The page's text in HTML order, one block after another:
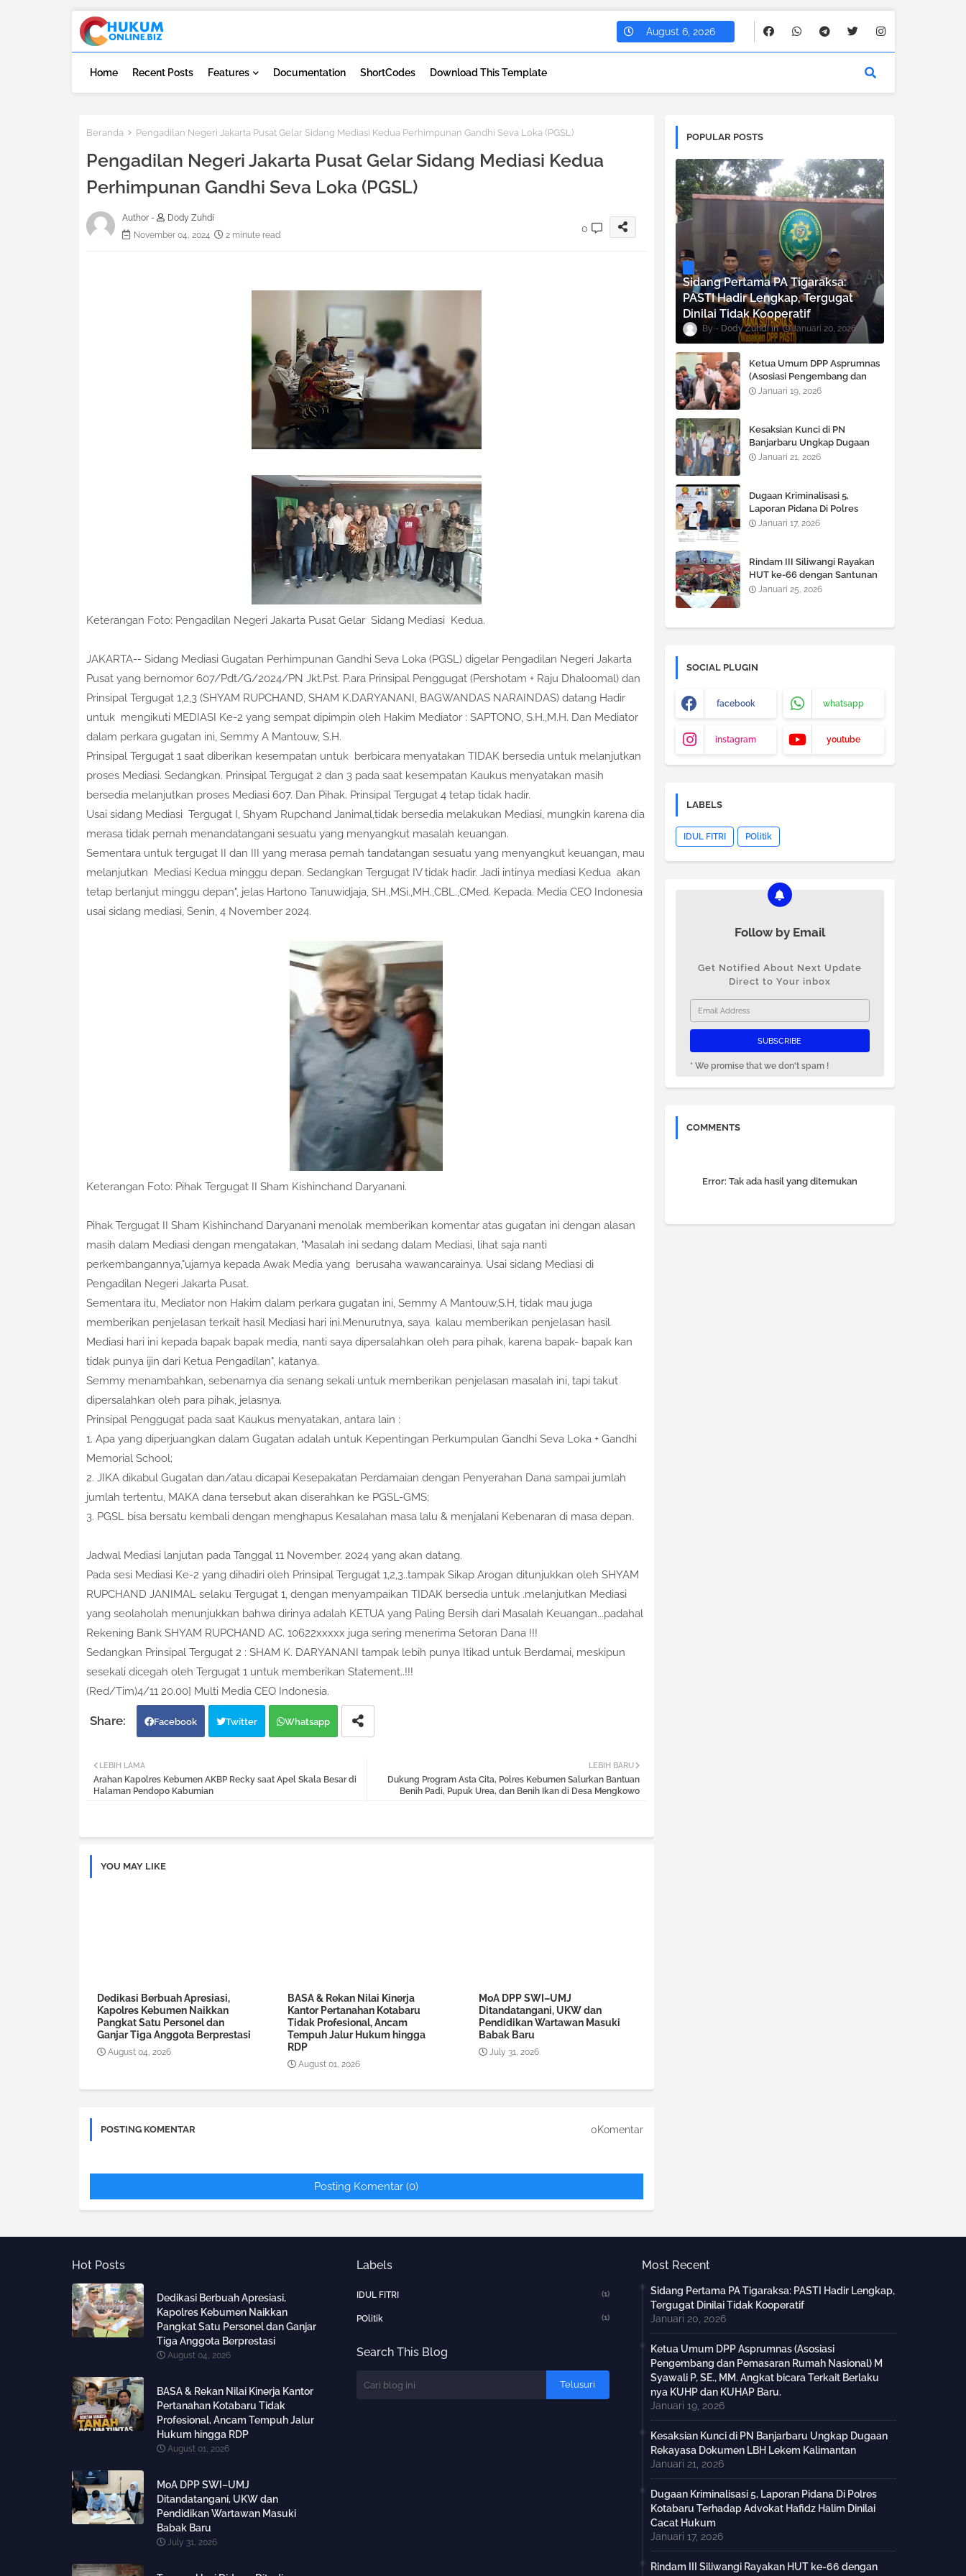
August 6, 2026
Home Recent Posts Features Documentation ShortCodes Download This Template
Beranda Pengadilan Negeri Jakarta Pusat Gelar Sidang Mediasi Kedua Perhimpunan Gandhi Seva Loka (PGSL)
Pengadilan Negeri Jakarta Pusat Gelar Sidang Mediasi Kedua
Perhimpunan Gandhi Seva Loka (PGSL)
Author -
Dody Zuhdi
November 04, 2024
2 minute read
0
Keterangan Foto: Pengadilan Negeri Jakarta Pusat Gelar Sidang Mediasi Kedua.
JAKARTA-- Sidang Mediasi Gugatan Perhimpunan Gandhi Seva Loka (PGSL) digelar Pengadilan Negeri Jakarta
Pusat yang bernomor 607/Pdt/G/2024/PN Jkt.Pst. P.ara Prinsipal Penggugat (Pershotam + Raju Dhaloomal) dan
Prinsipal Tergugat 1,2,3 (SHYAM RUPCHAND, SHAM K.DARYANANI, BAGWANDAS NARAINDAS) datang Hadir
untuk mengikuti MEDIASI Ke-2 yang sempat dipimpin oleh Hakim Mediator : SAPTONO, S.H.,M.H. Dan Mediator
dalam perkara gugatan ini, Semmy A Mantouw, S.H.
Prinsipal Tergugat 1 saat diberikan kesempatan untuk berbicara menyatakan TIDAK bersedia untuk melanjutkan
proses Mediasi. Sedangkan. Prinsipal Tergugat 2 dan 3 pada saat kesempatan Kaukus menyatakan masih
bersedia melanjutkan proses Mediasi 607. Dan Pihak. Prinsipal Tergugat 4 tetap tidak hadir.
Usai sidang Mediasi Tergugat I, Shyam Rupchand Janimal,tidak bersedia melakukan Mediasi, mungkin karena dia
merasa tidak pernah menandatangani sesuatu yang menyangkut masalah keuangan.
Sementara untuk tergugat II dan III yang merasa pernah tandatangan sesuatu yang menyangkut keuangan, mau
melanjutkan Mediasi Kedua minggu depan. Sedangkan Tergugat IV tidak hadir. Jadi intinya mediasi Kedua akan
tetap berlanjut minggu depan", jelas Hartono Tanuwidjaja, SH.,MSi.,MH.,CBL.,CMed. Kepada. Media CEO Indonesia
usai sidang mediasi, Senin, 4 November 2024.
Keterangan Foto: Pihak Tergugat II Sham Kishinchand Daryanani.
Pihak Tergugat II Sham Kishinchand Daryanani menolak memberikan komentar atas gugatan ini dengan alasan
masih dalam Mediasi dengan mengatakan, "Masalah ini sedang dalam Mediasi, lihat saja nanti
perkembangannya,"ujarnya kepada Awak Media yang berusaha wawancarainya. Usai sidang Mediasi di
Pengadilan Negeri Jakarta Pusat.
Sementara itu, Mediator non Hakim dalam perkara gugatan ini, Semmy A Mantouw,S.H, tidak mau juga
memberikan penjelasan terkait hasil Mediasi hari ini.Menurutnya, saya kalau memberikan penjelasan hasil
Mediasi hari ini kepada bapak bapak media, nanti saya dipersalahkan oleh para pihak, karena bapak- bapak kan
tidak punya ijin dari Ketua Pengadilan", katanya.
Semmy menambahkan, sebenarnya dia senang sekali untuk memberikan penjelasan masalah ini, tapi takut
dipersalahkan oleh para pihak, jelasnya.
Prinsipal Penggugat pada saat Kaukus menyatakan, antara lain :
1. Apa yang diperjuangkan dalam Gugatan adalah untuk Kepentingan Perkumpulan Gandhi Seva Loka + Gandhi
Memorial School;
2. JIKA dikabul Gugatan dan/atau dicapai Kesepakatan Perdamaian dengan Penyerahan Dana sampai jumlah
jumlah tertentu, MAKA dana tersebut akan diserahkan ke PGSL-GMS;
3. PGSL bisa bersatu kembali dengan menghapus Kesalahan masa lalu & menjalani Kebenaran di masa depan.
Jadwal Mediasi lanjutan pada Tanggal 11 November. 2024 yang akan datang.
Pada sesi Mediasi Ke-2 yang dihadiri oleh Prinsipal Tergugat 1,2,3..tampak Sikap Arogan ditunjukkan oleh SHYAM
RUPCHAND JANIMAL selaku Tergugat 1, dengan menyampaikan TIDAK bersedia untuk .melanjutkan Mediasi
yang seolaholah menunjukkan bahwa dirinya adalah KETUA yang Paling Bersih dari Masalah Keuangan...padahal
Rekening Bank SHYAM RUPCHAND AC. 10622xxxxx juga sering menerima Setoran Dana !!!
Sedangkan Prinsipal Tergugat 2 : SHAM K. DARYANANI tampak lebih punya Itikad untuk Berdamai, meskipun
sesekali dicegah oleh Tergugat 1 untuk memberikan Statement..!!!
(Red/Tim)4/11 20.00] Multi Media CEO Indonesia.
Facebook Twitter Whatsapp
LEBIH BARU
Dukung Program Asta Cita, Polres Kebumen Salurkan Bantuan
Benih Padi, Pupuk Urea, dan Benih Ikan di Desa Mengkowo
LEBIH LAMA
Arahan Kapolres Kebumen AKBP Recky saat Apel Skala Besar di
Halaman Pendopo Kabumian
YOU MAY LIKE
Dedikasi Berbuah Apresiasi,
Kapolres Kebumen Naikkan
Pangkat Satu Personel dan
Ganjar Tiga Anggota Berprestasi
August 04, 2026
BASA & Rekan Nilai Kinerja
Kantor Pertanahan Kotabaru
Tidak Profesional, Ancam
Tempuh Jalur Hukum hingga
RDP
August 01, 2026
MoA DPP SWI–UMJ
Ditandatangani, UKW dan
Pendidikan Wartawan Masuki
Babak Baru
July 31, 2026
POSTING KOMENTAR 0Komentar
Posting Komentar (0)
POPULAR POSTS
Sidang Pertama PA Tigaraksa:
PASTI Hadir Lengkap, Tergugat
Dinilai Tidak Kooperatif
Dody Zuhdi Januari 20, 2026
Ketua Umum DPP Asprumnas
(Asosiasi Pengembang dan
Pemasaran Rumah Nasional)
KUHP dan KUHAP Baru.
Januari 19, 2026
Kesaksian Kunci di PN
Banjarbaru Ungkap Dugaan
Rekayasa Dokumen LBH
Januari 21, 2026
Dugaan Kriminalisasi 5,
Laporan Pidana Di Polres
Kotabaru Terhadap Advokat
Januari 17, 2026
Rindam III Siliwangi Rayakan
HUT ke-66 dengan Santunan
Anak Yatim, Potong Tumpeng
Januari 25, 2026
SOCIAL PLUGIN
facebook whatsapp
instagram youtube
LABELS
IDUL FITRI POlitik
Follow by Email
Get Notified About Next Update
Direct to Your inbox
* We promise that we don't spam !
COMMENTS
Error: Tak ada hasil yang ditemukan
Hot Posts
Dedikasi Berbuah Apresiasi,
Kapolres Kebumen Naikkan
Pangkat Satu Personel dan Ganjar
Tiga Anggota Berprestasi
August 04, 2026
BASA & Rekan Nilai Kinerja Kantor
Pertanahan Kotabaru Tidak
Profesional, Ancam Tempuh Jalur
Hukum hingga RDP
August 01, 2026
MoA DPP SWI–UMJ
Ditandatangani, UKW dan
Pendidikan Wartawan Masuki
Babak Baru
July 31, 2026
Labels
IDUL FITRI (1)
POlitik (1)
Search This Blog
Most Recent
Sidang Pertama PA Tigaraksa: PASTI Hadir Lengkap,
Tergugat Dinilai Tidak Kooperatif
Januari 20, 2026
Ketua Umum DPP Asprumnas (Asosiasi
Pengembang dan Pemasaran Rumah Nasional) M
Syawali P, SE., MM. Angkat bicara Terkait Berlaku
nya KUHP dan KUHAP Baru.
Januari 19, 2026
Kesaksian Kunci di PN Banjarbaru Ungkap Dugaan
Rekayasa Dokumen LBH Lekem Kalimantan
Januari 21, 2026
Dugaan Kriminalisasi 5, Laporan Pidana Di Polres
Kotabaru Terhadap Advokat Hafidz Halim Dinilai
Cacat Hukum
Januari 17, 2026
Rindam III Siliwangi Rayakan HUT ke-66 dengan